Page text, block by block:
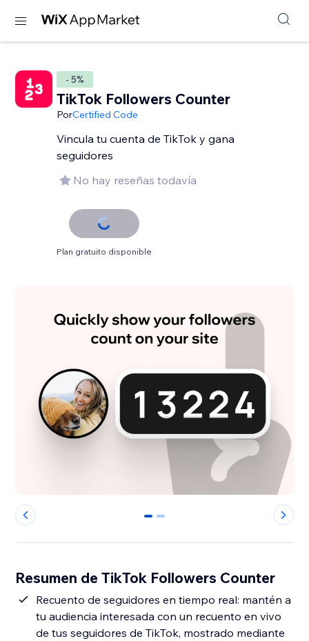
- 5%
TikTok Followers Counter
PorCertified Code
Vincula tu cuenta de TikTok y gana
seguidores
No hay reseñas todavía
Plan gratuito disponible
0 1
Resumen de TikTok Followers Counter
Recuento de seguidores en tiempo real: mantén a
tu audiencia interesada con un recuento en vivo
de tus seguidores de TikTok, mostrado mediante